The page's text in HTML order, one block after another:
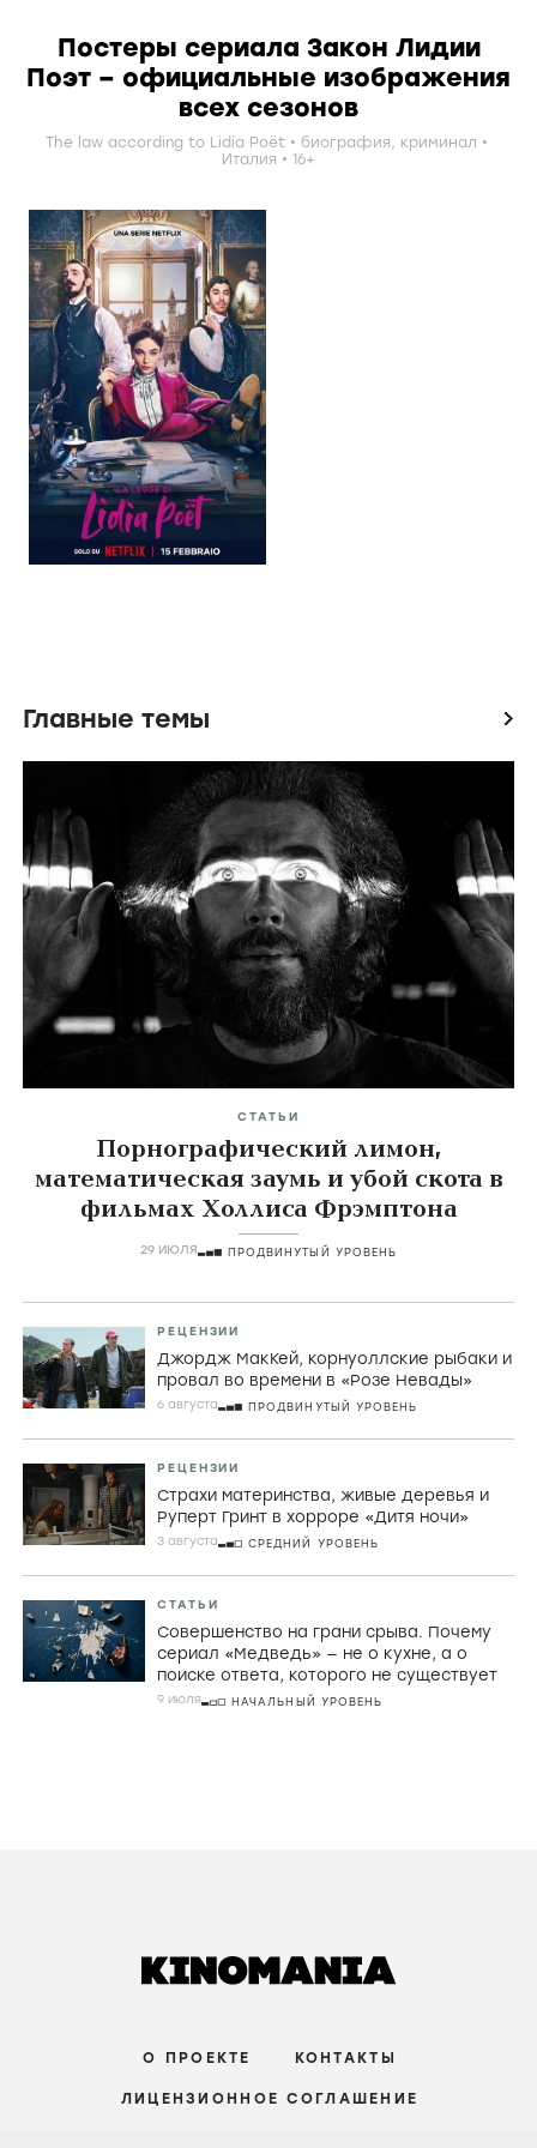
Постеры сериала Закон Лидии
Поэт – официальные изображения
всех сезонов
The law according to Lidia Poët биография, криминал
Италия
16+
Главные темы icon
СТАТЬИ
Порнографический лимон,
математическая заумь и убой скота в
фильмах Холлиса Фрэмптона
29 ИЮЛЯ ПРОДВИНУТЫЙ УРОВЕНЬ
РЕЦЕНЗИИ
Джордж МакКей, корнуоллские рыбаки и
провал во времени в «Розе Невады»
6 августа ПРОДВИНУТЫЙ УРОВЕНЬ
РЕЦЕНЗИИ
Страхи материнства, живые деревья и
Руперт Гринт в хорроре «Дитя ночи»
3 августа СРЕДНИЙ УРОВЕНЬ
СТАТЬИ
Совершенство на грани срыва. Почему
сериал «Медведь» — не о кухне, а о
поиске ответа, которого не существует
9 июля НАЧАЛЬНЫЙ УРОВЕНЬ
О ПРОЕКТЕ КОНТАКТЫ
ЛИЦЕНЗИОННОЕ СОГЛАШЕНИЕ